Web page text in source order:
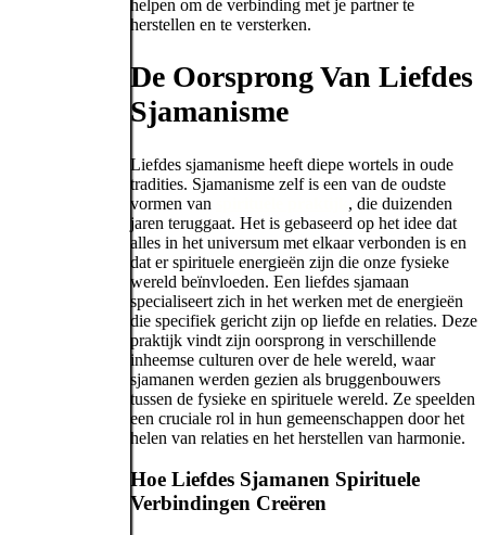
helpen om de verbinding met je partner te
herstellen en te versterken.
De Oorsprong Van Liefdes
Sjamanisme
Liefdes sjamanisme heeft diepe wortels in oude
tradities. Sjamanisme zelf is een van de oudste
vormen van
, die duizenden
jaren teruggaat. Het is gebaseerd op het idee dat
alles in het universum met elkaar verbonden is en
dat er spirituele energieën zijn die onze fysieke
wereld beïnvloeden. Een liefdes sjamaan
specialiseert zich in het werken met de energieën
die specifiek gericht zijn op liefde en relaties. Deze
praktijk vindt zijn oorsprong in verschillende
inheemse culturen over de hele wereld, waar
sjamanen werden gezien als bruggenbouwers
tussen de fysieke en spirituele wereld. Ze speelden
een cruciale rol in hun gemeenschappen door het
helen van relaties en het herstellen van harmonie.
Hoe Liefdes Sjamanen Spirituele
Verbindingen Creëren